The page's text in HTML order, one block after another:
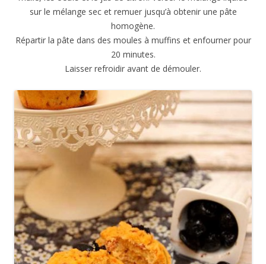
sur le mélange sec et remuer jusqu’à obtenir une pâte
homogène.
Répartir la pâte dans des moules à muffins et enfourner pour
20 minutes.
Laisser refroidir avant de démouler.